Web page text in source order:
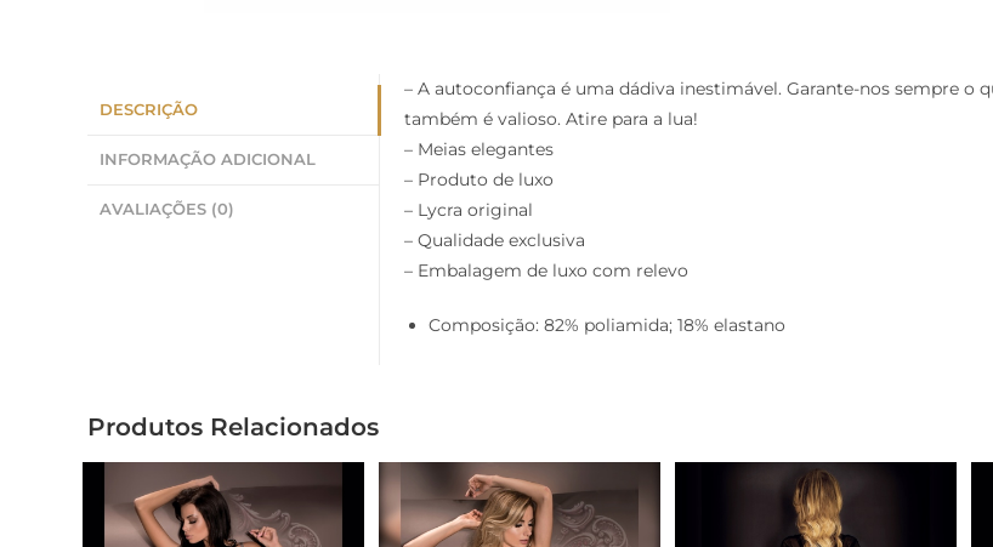
DESCRIÇÃO
INFORMAÇÃO ADICIONAL
AVALIAÇÕES (0)
– A autoconfiança é uma dádiva inestimável. Garante-nos sempre o
também é valioso. Atire para a lua!
– Meias elegantes
– Produto de luxo
– Lycra original
– Qualidade exclusiva
– Embalagem de luxo com relevo
Composição: 82% poliamida; 18% elastano
Produtos Relacionados